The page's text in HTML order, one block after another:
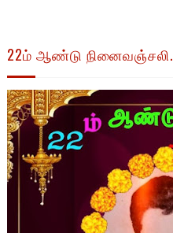
22ம் ஆண்டு நினைவஞ்சலி.